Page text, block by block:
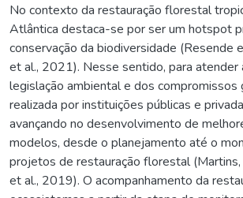
No contexto da restauração florestal
Atlântica destaca-se por ser um hotspot
conservação da biodiversidade (Resende
et al., 2021). Nesse sentido, para atender
legislação ambiental e dos compromissos
realizada por instituições públicas e
avançando no desenvolvimento de
modelos, desde o planejamento até o
projetos de restauração florestal
et al., 2019). O acompanhamento da